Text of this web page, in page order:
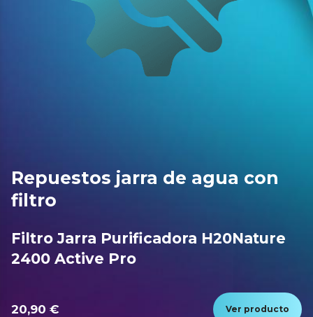
Repuestos jarra de agua con
filtro
Filtro Jarra Purificadora H20Nature
2400 Active Pro
20,90 € Ver producto